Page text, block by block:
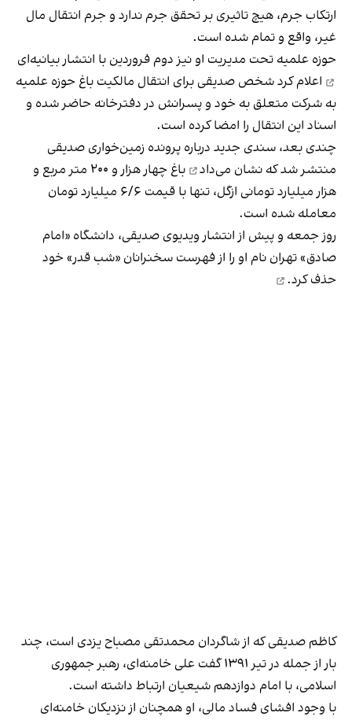
ارتکاب جرم، هیچ تاثیری بر تحقق جرم ندارد و جرم انتقال مال
غیر، واقع و تمام شده است.
حوزه علمیه تحت مدیریت او نیز دوم فروردین با انتشاربیانیه‌ای
اعلام کرد شخص صدیقی برای انتقال مالکیت باغ حوزه علمیه
به شرکت متعلق به خود و پسرانش در دفترخانه حاضر شده و
اسناد این انتقال را امضا کرده است.
چندی بعد، سندی جدید درباره پرونده زمین‌خواری صدیقی
منتشر شد که نشان می‌داد
باغ چهار هزار و ۲۰۰ متر مربع و
هزار میلیارد تومانی ازگل، تنها با قیمت ۶/۶ میلیارد تومان
معامله شده است.
روز جمعه و پیش از انتشار ویدیوی صدیقی، دانشگاه «امام
صادق» تهران نام او را از فهرست سخنرانان «شب قدر» خود
حذف کرد.
کاظم صدیقی که از شاگردان محمدتقی مصباح یزدی است، چند
بار از جمله در تیر ۱۳۹۱ گفت علی خامنه‌ای، رهبر جمهوری
اسلامی، با امام دوازدهم شیعیان ارتباط داشته است.
با وجود افشای فساد مالی، او همچنان از نزدیکان خامنه‌ای